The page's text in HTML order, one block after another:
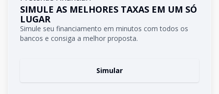
SIMULE AS MELHORES TAXAS EM UM SÓ
LUGAR
Simule seu financiamento em minutos com todos os
bancos e consiga a melhor proposta.
Simular